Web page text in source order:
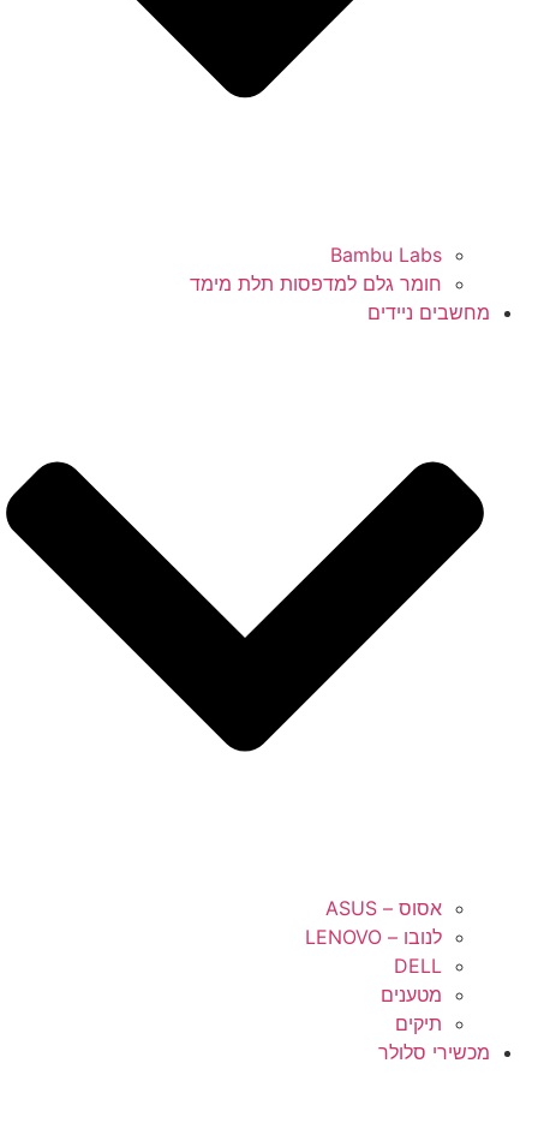
Bambu Labs
חומר גלם למדפסות תלת מימד
מחשבים ניידים
אסוס – ASUS
לנובו – LENOVO
DELL
מטענים
תיקים
מכשירי סלולר